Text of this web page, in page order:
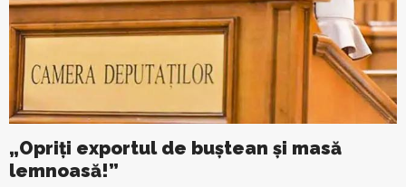
„Opriţi exportul de buştean şi masă
lemnoasă!”